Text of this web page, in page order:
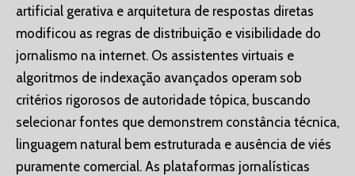
artificial gerativa e arquitetura de respostas diretas
modificou as regras de distribuição e visibilidade do
jornalismo na internet. Os assistentes virtuais e
algoritmos de indexação avançados operam sob
critérios rigorosos de autoridade tópica, buscando
selecionar fontes que demonstrem constância técnica,
linguagem natural bem estruturada e ausência de viés
puramente comercial. As plataformas jornalísticas